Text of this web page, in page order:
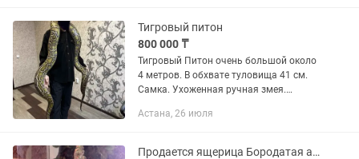
Тигровый питон
800 000 ₸
Тигровый Питон очень большой около
4 метров. В обхвате туловища 41 см.
Самка. Ухоженная ручная змея.
Астана, 26 июля
Продается ящерица Бородатая агама